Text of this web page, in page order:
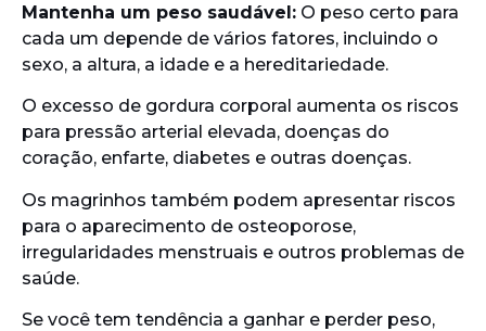
Mantenha um peso saudável: O peso certo para
cada um depende de vários fatores, incluindo o
sexo, a altura, a idade e a hereditariedade.
O excesso de gordura corporal aumenta os riscos
para pressão arterial elevada, doenças do
coração, enfarte, diabetes e outras doenças.
Os magrinhos também podem apresentar riscos
para o aparecimento de osteoporose,
irregularidades menstruais e outros problemas de
saúde.
Se você tem tendência a ganhar e perder peso,